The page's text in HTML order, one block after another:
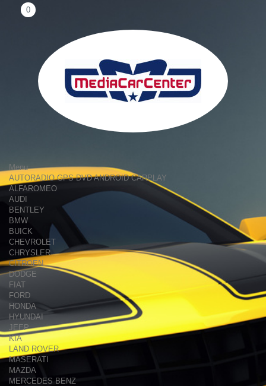
Menu
AUTORADIO GPS DVD ANDROID CARPLAY
ALFAROMEO
AUDI
BENTLEY
BMW
BUICK
CHEVROLET
CHRYSLER
CITROEN
DODGE
FIAT
FORD
HONDA
HYUNDAI
JEEP
KIA
LAND ROVER
MASERATI
MAZDA
MERCEDES BENZ
0